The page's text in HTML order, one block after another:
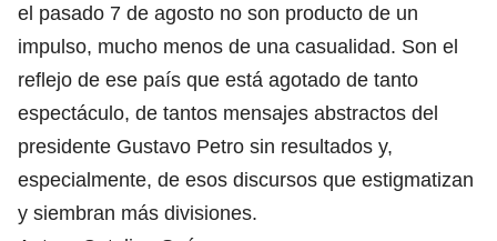
el pasado 7 de agosto no son producto de un
impulso, mucho menos de una casualidad. Son el
reflejo de ese país que está agotado de tanto
espectáculo, de tantos mensajes abstractos del
presidente Gustavo Petro sin resultados y,
especialmente, de esos discursos que estigmatizan
y siembran más divisiones.